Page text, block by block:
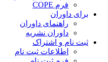
فرم COPE
برای داوران
راهنمای داوران
داوران نشریه
ثبت نام و اشتراک
اطلاعات ثبت نام